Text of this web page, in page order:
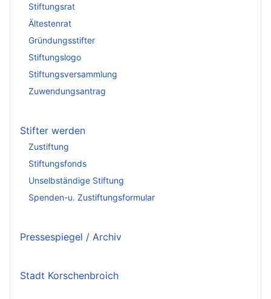
Stiftungsrat
Ältestenrat
Gründungsstifter
Stiftungslogo
Stiftungsversammlung
Zuwendungsantrag
Stifter werden
Zustiftung
Stiftungsfonds
Unselbständige Stiftung
Spenden-u. Zustiftungsformular
Pressespiegel / Archiv
Stadt Korschenbroich